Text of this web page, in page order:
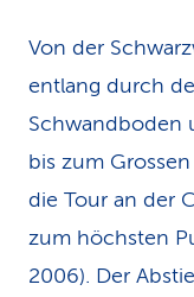
Von der
entlang durch
Schwandboden
bis zum
die Tour an der
zum höchsten
2006). Der